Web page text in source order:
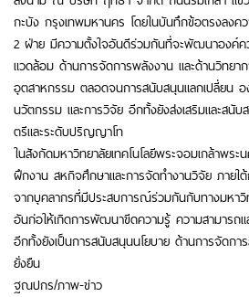
กะบัง กรุงเทพมหานคร โดยในบันทึกข้อตรงลงค
2 ฝ่าย มีความตั้งใจอันดีร่วมกันที่จะพัฒนาองค์ค
แวดล้อม ด้านการจัดการพลังงาน และด้านวิทยาก
อุตสาหกรรม ตลอดจนการสนับสนุนแลกเปลี่ยน อ
นวัตกรรม และการวิจัย อีกทั้งยังส่งเสริมและส
ตรีและระดับปริญญาโท
ในสังกัดมหาวิทยาลัยเทคโนโลยีพระจอมเกล้าพระ
ฝึกงาน สหกิจศึกษาและการจัดทำงานวิจัย ภายใต้
จากบุคลากรที่มีประสบการณ์ร่วมกันกับทางมหา
อันก่อให้เกิดการพัฒนาขีดความรู้ ความสามารถ
อีกทั้งยังเป็นการสนับสนุนนโยบาย ด้านการจัดกา
ยั่งยืน
ฐณปกร/ภาพ-ข่าว